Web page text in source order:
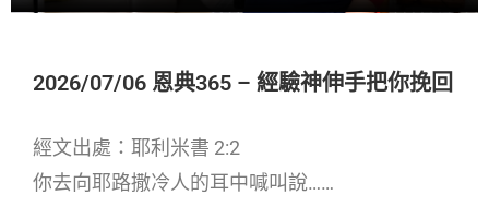
2026/07/06 恩典365 – 經驗神伸手把你挽回
經文出處：耶利米書 2:2
你去向耶路撒冷人的耳中喊叫說……